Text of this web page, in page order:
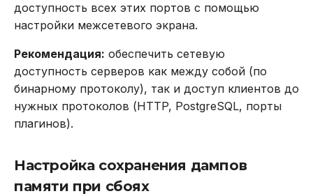
доступность всех этих портов с помощью
настройки межсетевого экрана.
Рекомендация: обеспечить сетевую
доступность серверов как между собой (по
бинарному протоколу), так и доступ клиентов до
нужных протоколов (HTTP, PostgreSQL, порты
плагинов).
Настройка сохранения дампов
памяти при сбоях